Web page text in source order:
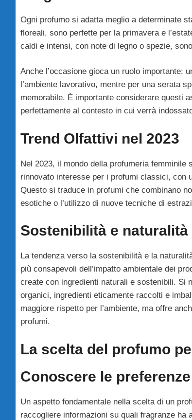
Ogni profumo si adatta meglio a determinate
floreali, sono perfette per la primavera e
caldi e intensi, con note di legno o spezie,
Anche l’occasione gioca un ruolo importante:
l’ambiente lavorativo, mentre per una serata
memorabile. È importante considerare questi
perfettamente al contesto in cui verrà
Trend Olfattivi nel 2023
Nel 2023, il mondo della profumeria
rinnovato interesse per i profumi classici, con
Questo si traduce in profumi che combinano
esotiche o l’utilizzo di nuove tecniche di
Sostenibilità e naturalità
La tendenza verso la sostenibilità e la
più consapevoli dell’impatto ambientale dei
create con ingredienti naturali e sostenibili. Si
organici, ingredienti eticamente raccolti e
maggiore rispetto per l’ambiente, ma offre
profumi.
La scelta del profumo
Conoscere le preferenze
Un aspetto fondamentale nella scelta di un
raccogliere informazioni su quali fragranze